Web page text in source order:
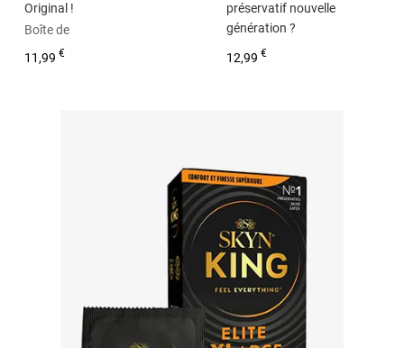
Original !
Boîte de
3/10/10+2/20/30/40/144
11,99€
préservatif nouvelle
génération ?
Boîte de
12,99€